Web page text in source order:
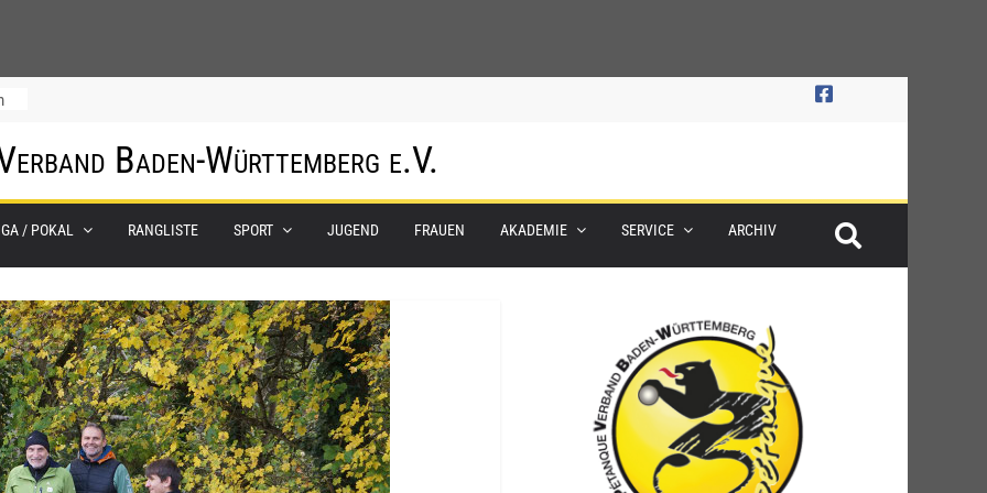
Baden-Württemberg e.V.
/ POKAL RANGLISTE SPORT JUGEND FRAUEN AKADEMIE SERVICE ARCHIV